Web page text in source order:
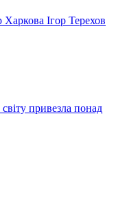
Ігор Терехов
привезла понад